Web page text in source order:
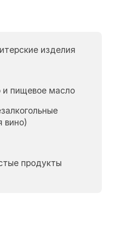
изделия
и пищевое масло
вино)
продукты